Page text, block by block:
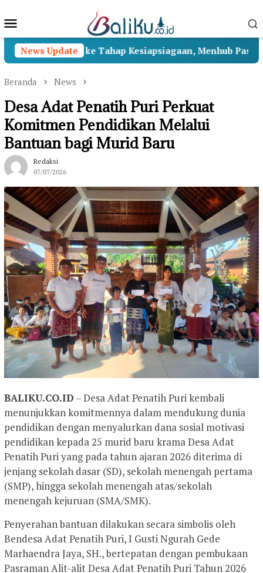
ke
Mobile
News Update
Beralih ke Tahap Kesiapsiagaan, Menhub Pastikan
Beranda News
Desa Adat Penatih Puri Perkuat
Komitmen Pendidikan Melalui
Bantuan bagi Murid Baru
Redaksi
07/07/2026
BALIKU.CO.ID – Desa Adat Penatih Puri kembali
menunjukkan komitmennya dalam mendukung dunia
pendidikan dengan menyalurkan dana sosial motivasi
pendidikan kepada 25 murid baru krama Desa Adat
Penatih Puri yang pada tahun ajaran 2026 diterima di
jenjang sekolah dasar (SD), sekolah menengah pertama
(SMP), hingga sekolah menengah atas/sekolah
menengah kejuruan (SMA/SMK).
Penyerahan bantuan dilakukan secara simbolis oleh
Bendesa Adat Penatih Puri, I Gusti Ngurah Gede
Marhaendra Jaya, SH., bertepatan dengan pembukaan
Pasraman Alit-alit Desa Adat Penatih Puri Tahun 2026